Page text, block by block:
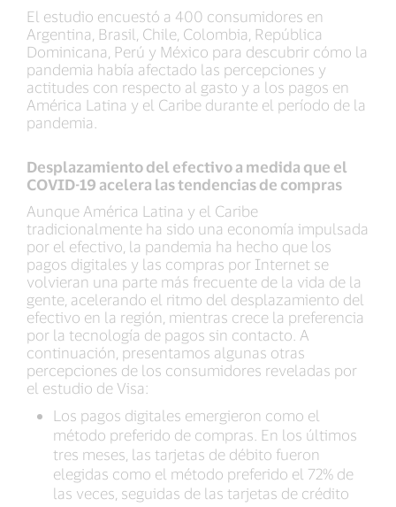
El estudio encuestó a 400 consumidores en
Argentina, Brasil, Chile, Colombia, República
Dominicana, Perú y México para descubrir cómo la
pandemia había afectado las percepciones y
actitudes con respecto al gasto y a los pagos en
América Latina y el Caribe durante el período de la
pandemia.
Desplazamiento del efectivo a medida que el
COVID-19 acelera las tendencias de compras
Aunque América Latina y el Caribe
tradicionalmente ha sido una economía impulsada
por el efectivo, la pandemia ha hecho que los
pagos digitales y las compras por Internet se
volvieran una parte más frecuente de la vida de la
gente, acelerando el ritmo del desplazamiento del
efectivo en la región, mientras crece la preferencia
por la tecnología de pagos sin contacto. A
continuación, presentamos algunas otras
percepciones de los consumidores reveladas por
el estudio de Visa:
Los pagos digitales emergieron como el
método preferido de compras. En los últimos
tres meses, las tarjetas de débito fueron
elegidas como el método preferido el 72% de
las veces, seguidas de las tarjetas de crédito